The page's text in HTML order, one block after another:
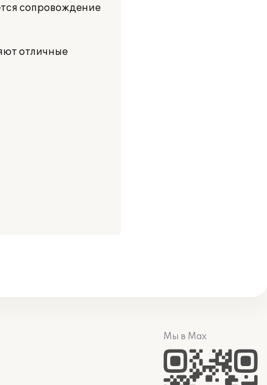
сопровождение
отличные
Мы в Max